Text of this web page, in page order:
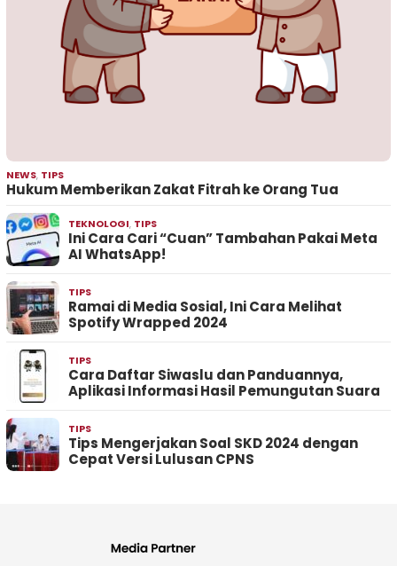
NEWS, TIPS
Hukum Memberikan Zakat Fitrah ke Orang Tua
TEKNOLOGI, TIPS
Ini Cara Cari “Cuan” Tambahan Pakai Meta
AI WhatsApp!
TIPS
Ramai di Media Sosial, Ini Cara Melihat
Spotify Wrapped 2024
TIPS
Cara Daftar Siwaslu dan Panduannya,
Aplikasi Informasi Hasil Pemungutan Suara
TIPS
Tips Mengerjakan Soal SKD 2024 dengan
Cepat Versi Lulusan CPNS